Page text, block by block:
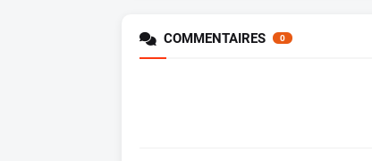
COMMENTAIRES 0